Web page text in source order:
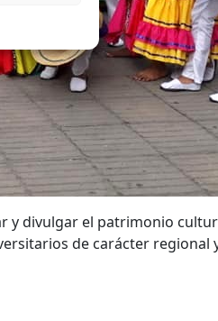
y divulgar el patrimonio
de carácter regional